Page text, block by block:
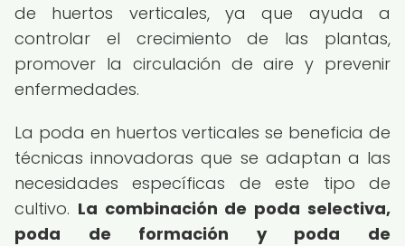
de huertos verticales, ya que ayuda a
controlar el crecimiento de las plantas,
promover la circulación de aire y prevenir
enfermedades.
La poda en huertos verticales se beneficia de
técnicas innovadoras que se adaptan a las
necesidades específicas de este tipo de
cultivo. La combinación de poda selectiva,
poda de formación y poda de